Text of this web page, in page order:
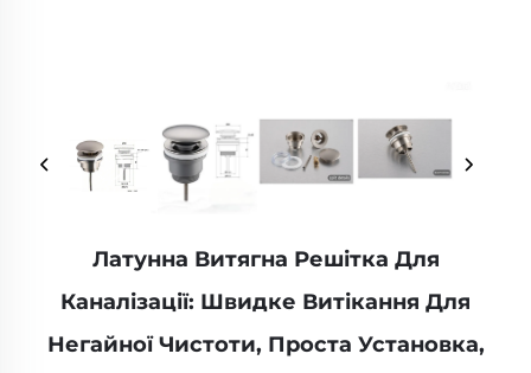
Латунна Витягна Решітка Для
Каналізації: Швидке Витікання Для
Негайної Чистоти, Проста Установка,